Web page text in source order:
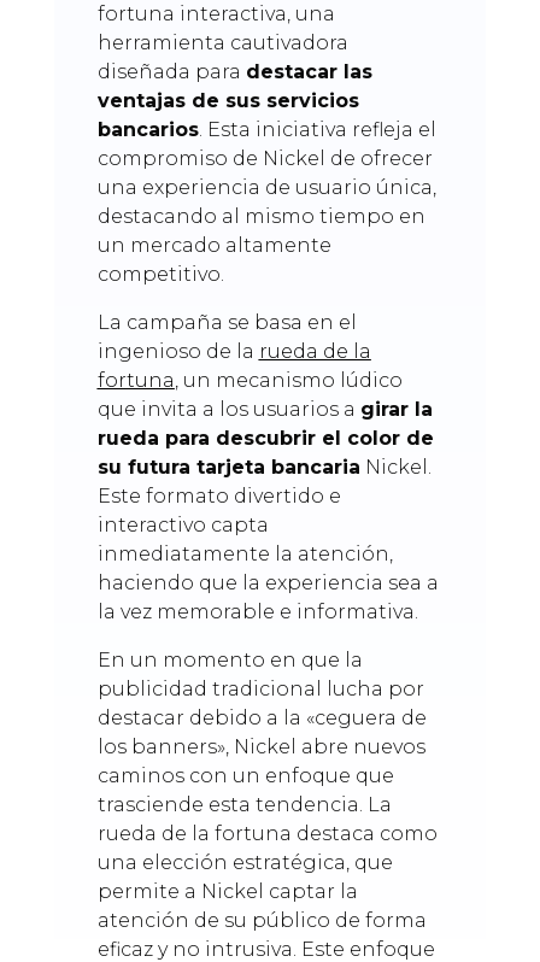
fortuna interactiva, una
herramienta cautivadora
diseñada para destacar las
ventajas de sus servicios
bancarios. Esta iniciativa refleja el
compromiso de Nickel de ofrecer
una experiencia de usuario única,
destacando al mismo tiempo en
un mercado altamente
competitivo.
La campaña se basa en el
ingenioso de la rueda de la
fortuna, un mecanismo lúdico
que invita a los usuarios a girar la
rueda para descubrir el color de
su futura tarjeta bancaria Nickel.
Este formato divertido e
interactivo capta
inmediatamente la atención,
haciendo que la experiencia sea a
la vez memorable e informativa.
En un momento en que la
publicidad tradicional lucha por
destacar debido a la «ceguera de
los banners», Nickel abre nuevos
caminos con un enfoque que
trasciende esta tendencia. La
rueda de la fortuna destaca como
una elección estratégica, que
permite a Nickel captar la
atención de su público de forma
eficaz y no intrusiva. Este enfoque